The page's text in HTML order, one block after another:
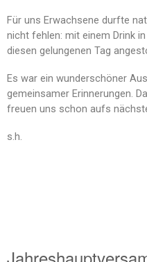
Für uns Erwachsene durfte
nicht fehlen: mit einem Drink
diesen gelungenen Tag
Es war ein wunderschöner
gemeinsamer Erinnerungen.
freuen uns schon aufs
s.h.